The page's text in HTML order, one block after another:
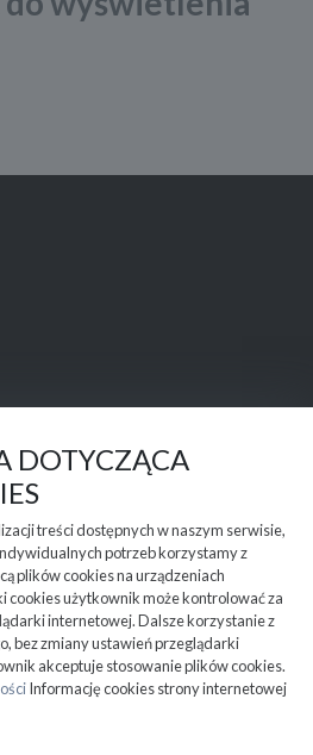
DOTYCZĄCA
treści dostępnych w naszym serwisie,
potrzeb korzystamy z
plików cookies na urządzeniach
cookies użytkownik może kontrolować za
internetowej. Dalsze korzystanie z
bez zmiany ustawień przeglądarki
akceptuje stosowanie plików cookies.
Informację cookies strony internetowej